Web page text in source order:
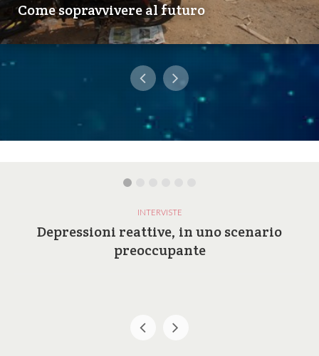
Come sopravvivere al futuro
INTERVISTE
Depressioni reattive, in uno scenario
preoccupante